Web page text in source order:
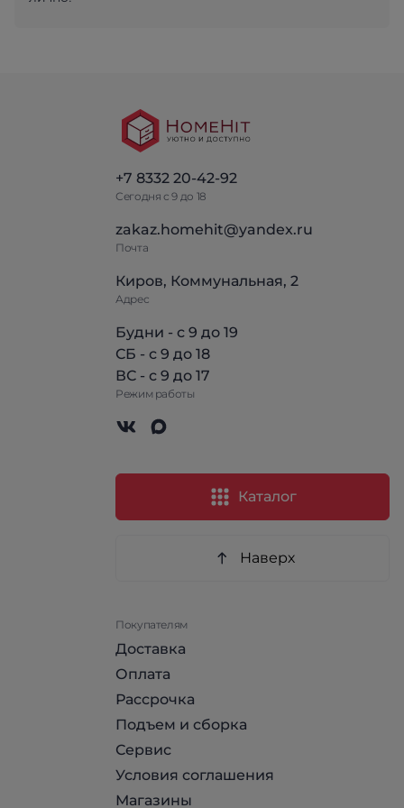
+7 8332 20-42-92
Сегодня с 9 до 18
zakaz.homehit@yandex.ru
Почта
Киров, Коммунальная, 2
Адрес
Будни - с 9 до 19
СБ - с 9 до 18
ВС - с 9 до 17
Режим работы
Каталог
Наверх
Покупателям
Доставка
Оплата
Рассрочка
Подъем и сборка
Сервис
Условия соглашения
Магазины